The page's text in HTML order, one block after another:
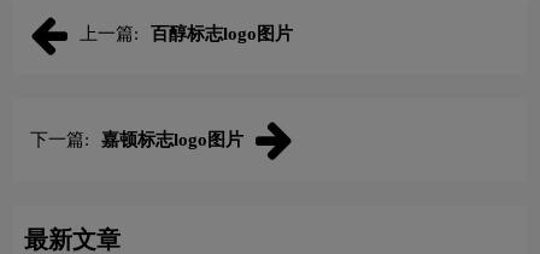
上一篇: 百醇标志logo图片
下一篇: 嘉顿标志logo图片
最新文章